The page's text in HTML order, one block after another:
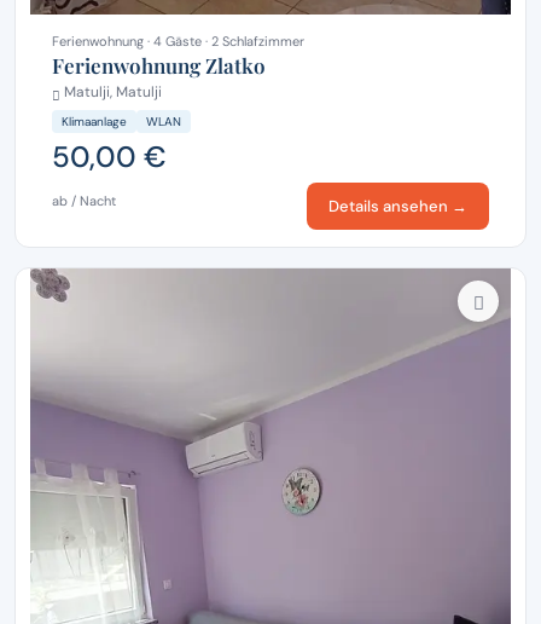
Ferienwohnung · 4 Gäste · 2 Schlafzimmer
Ferienwohnung Zlatko
Matulji, Matulji
Klimaanlage WLAN
50,00 €
ab / Nacht Details ansehen →